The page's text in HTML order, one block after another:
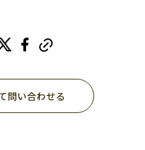
問い合わせる